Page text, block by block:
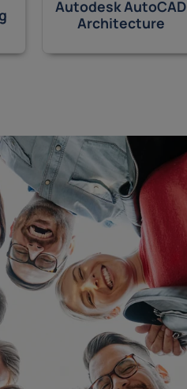
Autodesk AutoCAD
Architecture
und
ist,
mir